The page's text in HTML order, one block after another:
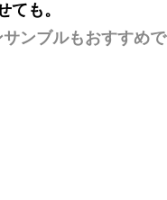
ても。
サンブルもおすすめで